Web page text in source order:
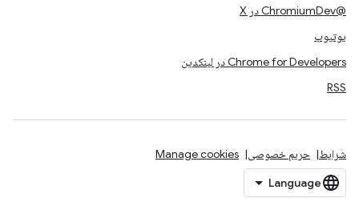
@ChromiumDev در X
یوتیوب
Chrome for Developers در لینکدین
RSS
شرایط حریم خصوصی Manage cookies